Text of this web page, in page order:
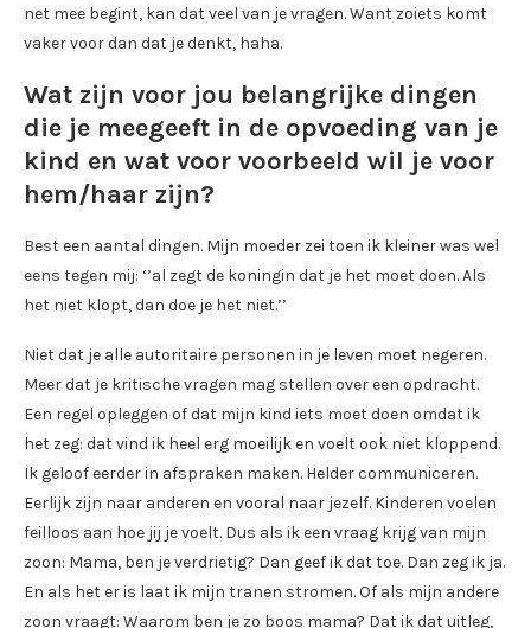
net mee begint, kan dat veel van je vragen. Want zoiets komt
vaker voor dan dat je denkt, haha.
Wat zijn voor jou belangrijke dingen
die je meegeeft in de opvoeding van je
kind en wat voor voorbeeld wil je voor
hem/haar zijn?
Best een aantal dingen. Mijn moeder zei toen ik kleiner was wel
eens tegen mij: ‘’al zegt de koningin dat je het moet doen. Als
het niet klopt, dan doe je het niet.’’
Niet dat je alle autoritaire personen in je leven moet negeren.
Meer dat je kritische vragen mag stellen over een opdracht.
Een regel opleggen of dat mijn kind iets moet doen omdat ik
het zeg: dat vind ik heel erg moeilijk en voelt ook niet kloppend.
Ik geloof eerder in afspraken maken. Helder communiceren.
Eerlijk zijn naar anderen en vooral naar jezelf. Kinderen voelen
feilloos aan hoe jij je voelt. Dus als ik een vraag krijg van mijn
zoon: Mama, ben je verdrietig? Dan geef ik dat toe. Dan zeg ik ja.
En als het er is laat ik mijn tranen stromen. Of als mijn andere
zoon vraagt: Waarom ben je zo boos mama? Dat ik dat uitleg,